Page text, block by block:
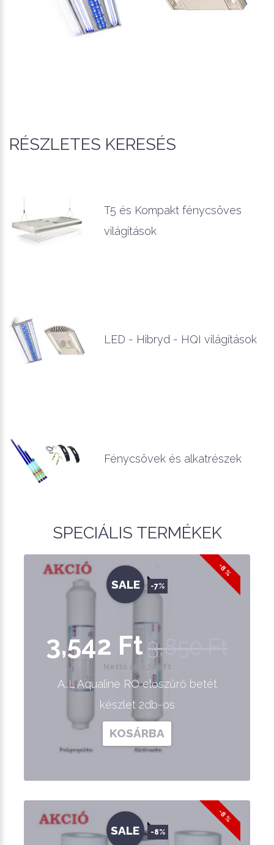
RÉSZLETES KERESÉS
T5 és Kompakt fénycsöves
világítások
LED - Hibryd - HQI világítások
Fénycsövek és alkatrészek
SPECIÁLIS TERMÉKEK
-8 %
SALE -7%
3,542 Ft3,850 Ft
Nettó ár: 2,789 Ft
A..L Aqualine RO előszűrő betét
készlet 2db-os
KOSÁRBA
-8 %
SALE -8%